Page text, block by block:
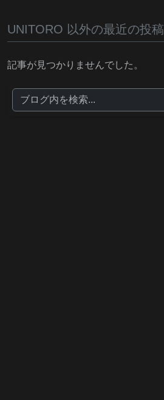
UNITORO 以外の最近の投稿
記事が見つかりませんでした。